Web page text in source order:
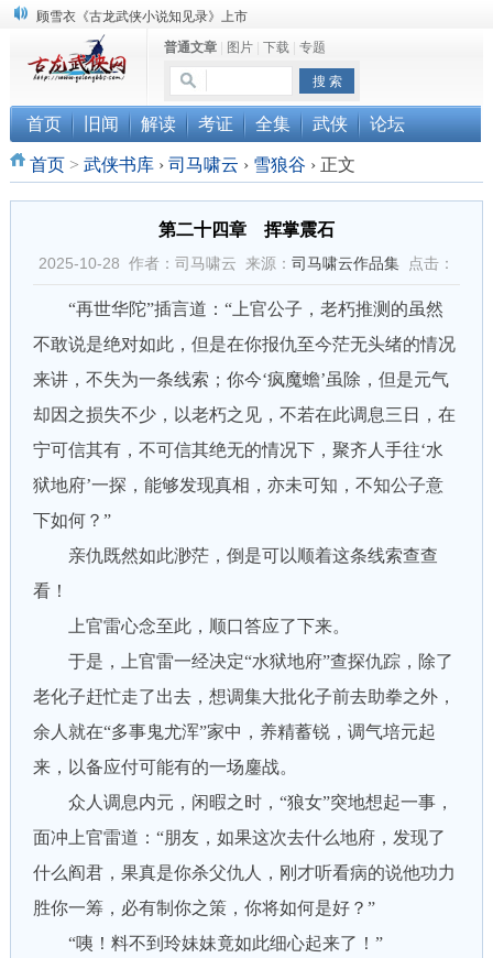
顾雪衣《古龙武侠小说知见录》上市
“武侠书库”查缺补漏活动圆满结束
《古龙小说原貌探究》修订版已上市
普通文章| 图片| 下载| 专题
首页 旧闻 解读 考证 全集 武侠 论坛
首页> 武侠书库 › 司马啸云 › 雪狼谷 ›正文
第二十四章 挥掌震石
2025-10-28 作者：司马啸云 来源： 司马啸云作品集点击：
“再世华陀”插言道：“上官公子，老朽推测的虽然
不敢说是绝对如此，但是在你报仇至今茫无头绪的情况
来讲，不失为一条线索；你今‘疯魔蟾’虽除，但是元气
却因之损失不少，以老朽之见，不若在此调息三日，在
宁可信其有，不可信其绝无的情况下，聚齐人手往‘水
狱地府’一探，能够发现真相，亦未可知，不知公子意
下如何？”
亲仇既然如此渺茫，倒是可以顺着这条线索查查
看！
上官雷心念至此，顺口答应了下来。
于是，上官雷一经决定“水狱地府”查探仇踪，除了
老化子赶忙走了出去，想调集大批化子前去助拳之外，
余人就在“多事鬼尤浑”家中，养精蓄锐，调气培元起
来，以备应付可能有的一场鏖战。
众人调息内元，闲暇之时，“狼女”突地想起一事，
面冲上官雷道：“朋友，如果这次去什么地府，发现了
什么阎君，果真是你杀父仇人，刚才听看病的说他功力
胜你一筹，必有制你之策，你将如何是好？”
“咦！料不到玲妹妹竟如此细心起来了！”